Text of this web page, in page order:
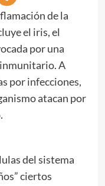
de la
el iris, el
por una
A
por infecciones,
atacan por
del sistema
ciertos